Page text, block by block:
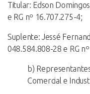
Titular: Edson
e RG nº 16.707.275-4;
Suplente: Jessé
048.584.808-28 e RG
b)
Comercial e